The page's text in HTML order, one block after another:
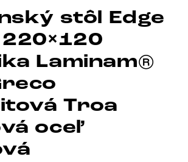
stôl Edge
Laminam®
Troa
oceľ